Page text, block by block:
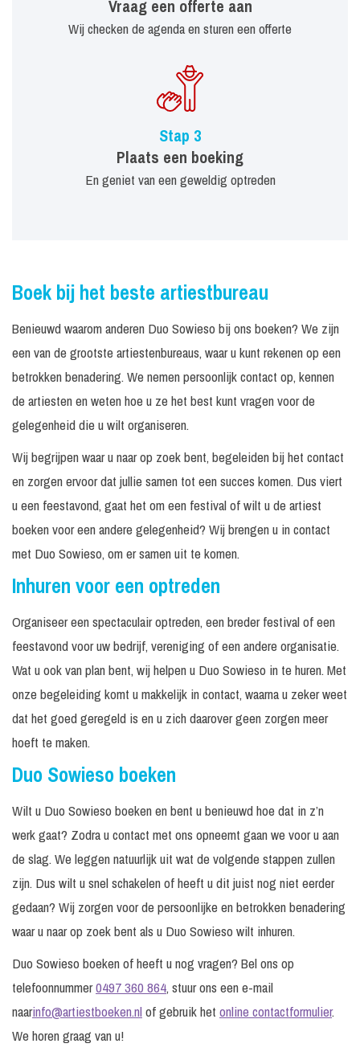
Vraag een offerte aan
Wij checken de agenda en sturen een offerte
Stap 3
Plaats een boeking
En geniet van een geweldig optreden
Boek bij het beste artiestbureau
Benieuwd waarom anderen Duo Sowieso bij ons boeken? We zijn
een van de grootste artiestenbureaus, waar u kunt rekenen op een
betrokken benadering. We nemen persoonlijk contact op, kennen
de artiesten en weten hoe u ze het best kunt vragen voor de
gelegenheid die u wilt organiseren.
Wij begrijpen waar u naar op zoek bent, begeleiden bij het contact
en zorgen ervoor dat jullie samen tot een succes komen. Dus viert
u een feestavond, gaat het om een festival of wilt u de artiest
boeken voor een andere gelegenheid? Wij brengen u in contact
met Duo Sowieso, om er samen uit te komen.
Inhuren voor een optreden
Organiseer een spectaculair optreden, een breder festival of een
feestavond voor uw bedrijf, vereniging of een andere organisatie.
Wat u ook van plan bent, wij helpen u Duo Sowieso in te huren. Met
onze begeleiding komt u makkelijk in contact, waarna u zeker weet
dat het goed geregeld is en u zich daarover geen zorgen meer
hoeft te maken.
Duo Sowieso boeken
Wilt u Duo Sowieso boeken en bent u benieuwd hoe dat in z’n
werk gaat? Zodra u contact met ons opneemt gaan we voor u aan
de slag. We leggen natuurlijk uit wat de volgende stappen zullen
zijn. Dus wilt u snel schakelen of heeft u dit juist nog niet eerder
gedaan? Wij zorgen voor de persoonlijke en betrokken benadering
waar u naar op zoek bent als u Duo Sowieso wilt inhuren.
Duo Sowieso boeken of heeft u nog vragen? Bel ons op
telefoonnummer0497 360 864, stuur ons een e-mail
naarinfo@artiestboeken.nlof gebruik het online contactformulier.
We horen graag van u!